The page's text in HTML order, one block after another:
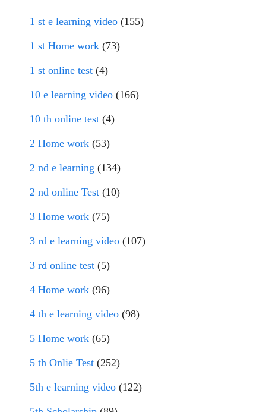
1 st e learning video (155)
1 st Home work (73)
1 st online test (4)
10 e learning video (166)
10 th online test (4)
2 Home work (53)
2 nd e learning (134)
2 nd online Test (10)
3 Home work (75)
3 rd e learning video (107)
3 rd online test (5)
4 Home work (96)
4 th e learning video (98)
5 Home work (65)
5 th Onlie Test (252)
5th e learning video (122)